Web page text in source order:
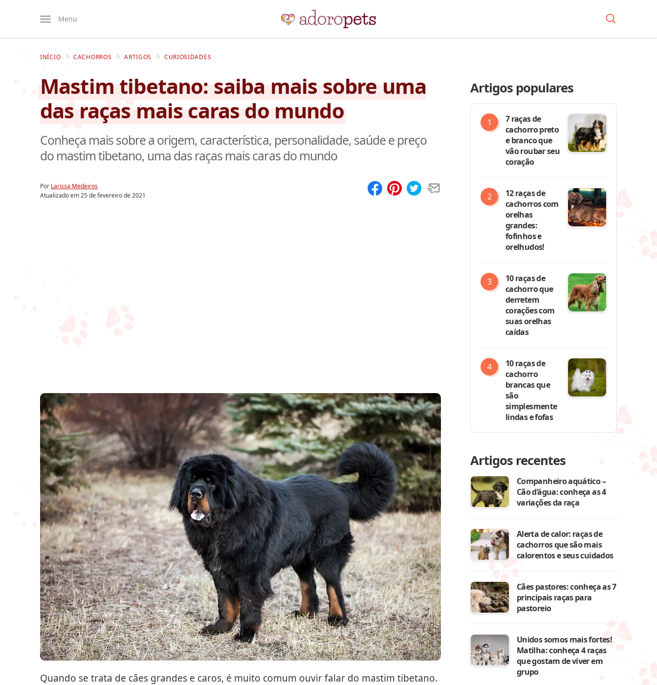
Menu
INÍCIO CACHORROS ARTIGOS CURIOSIDADES
Mastim tibetano: saiba mais sobre uma
das raças mais caras do mundo
Conheça mais sobre a origem, característica, personalidade, saúde e preço
do mastim tibetano, uma das raças mais caras do mundo
Por Larissa Medeiros
Atualizado em25 de fevereiro de 2021
Quando se trata de cães grandes e caros, é muito comum ouvir falar do mastim tibetano.
Artigos populares
7 raças de
cachorro preto
e branco que
vão roubar seu
coração
12 raças de
cachorros com
orelhas
grandes:
fofinhos e
orelhudos!
10 raças de
cachorro que
derretem
corações com
suas orelhas
caídas
10 raças de
cachorro
brancas que
são
simplesmente
lindas e fofas
Artigos recentes
Companheiro aquático –
Cão d’água: conheça as 4
variações da raça
Alerta de calor: raças de
cachorros que são mais
calorentos e seus cuidados
Cães pastores: conheça as 7
principais raças para
pastoreio
Unidos somos mais fortes!
Matilha: conheça 4 raças
que gostam de viver em
grupo